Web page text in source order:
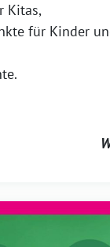
Kitas,
für Kinder